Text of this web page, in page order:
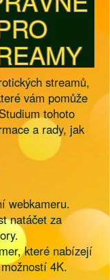
streamů,
vám pomůže
tohoto
a rady, jak
webkameru.
natáčet za
které nabízejí
4K.